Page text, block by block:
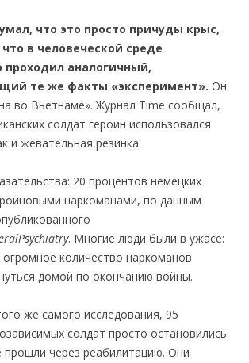
что это просто причуды крыс,
в человеческой среде
проходил аналогичный,
те же факты «эксперимент». Он
во Вьетнаме». Журнал Time сообщал,
солдат героин использовался
и жевательная резинка.
20 процентов немецких
наркоманами, по данным
Psychiatry. Многие люди были в ужасе:
количество наркоманов
домой по окончанию войны.
же самого исследования, 95
солдат просто остановились.
прошли через реабилитацию. Они